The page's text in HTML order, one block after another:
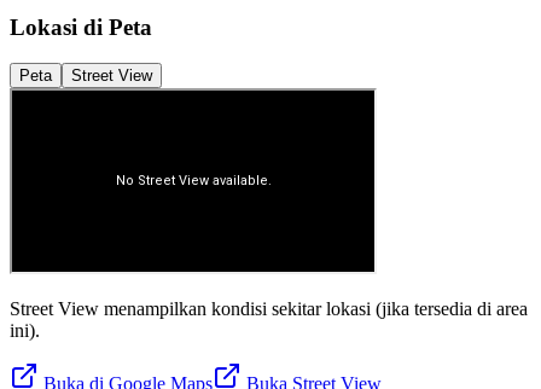
Lokasi di Peta
Peta Street View
Street View menampilkan kondisi sekitar lokasi (jika tersedia di area
ini).
Buka di Google Maps Buka Street View